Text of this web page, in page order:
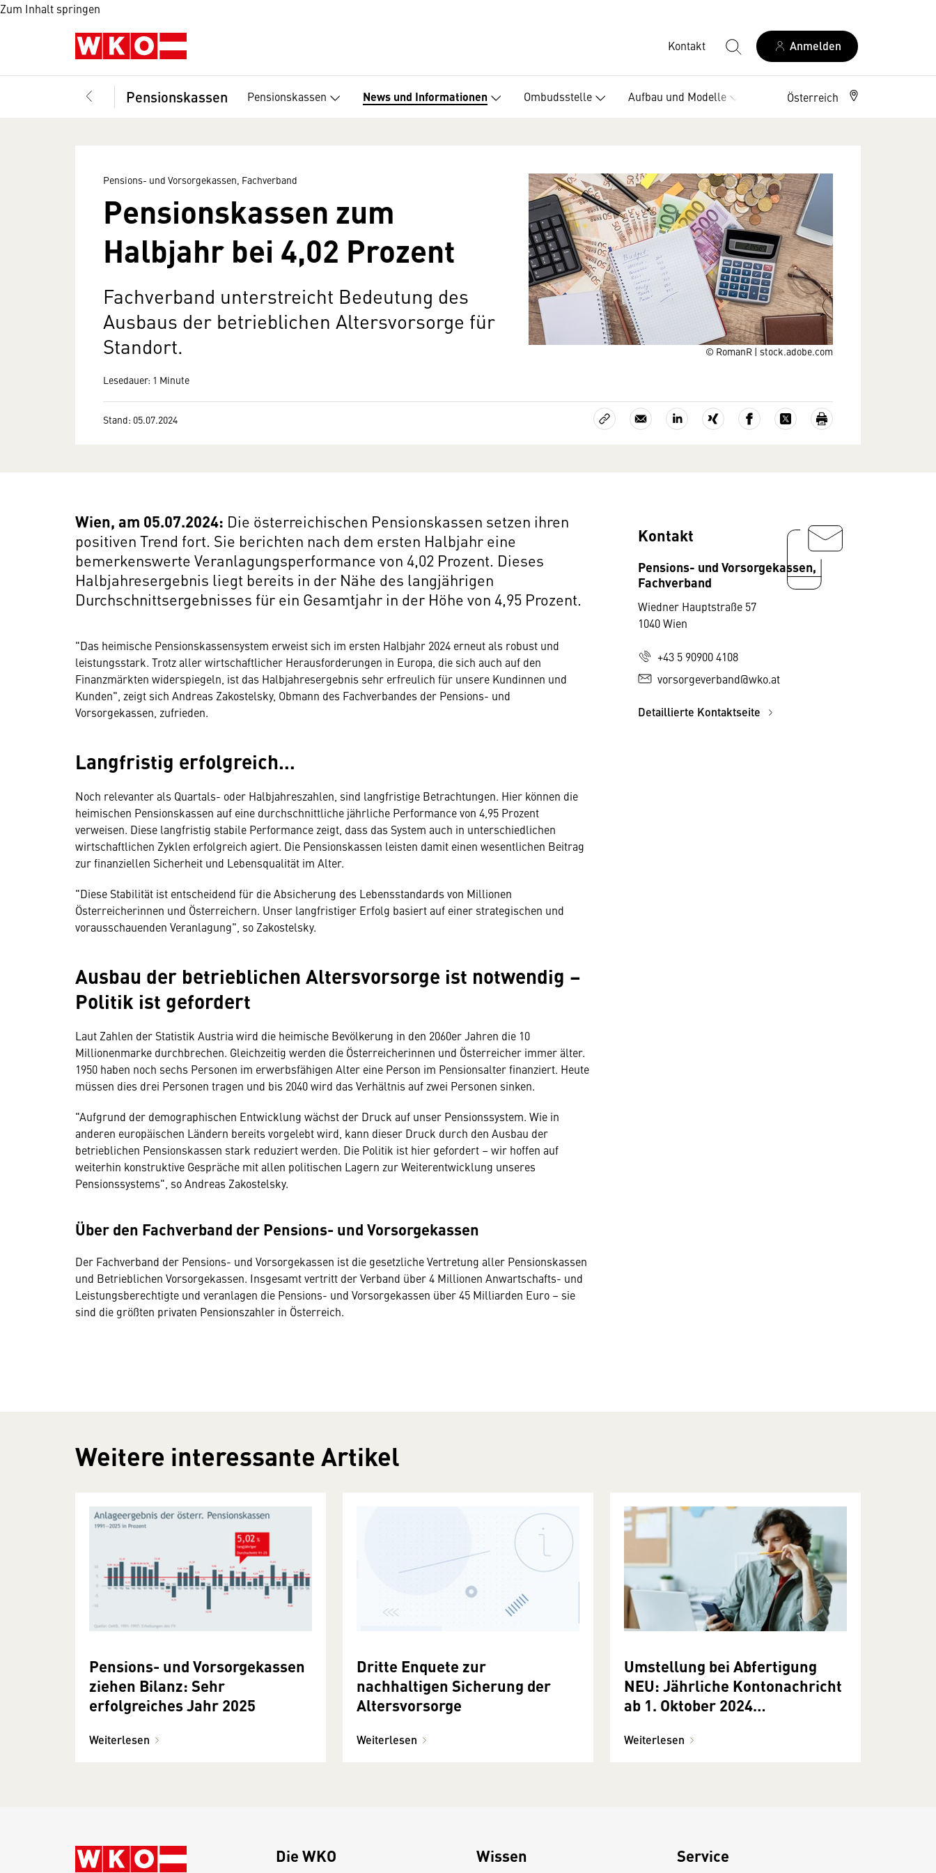
Zum Inhalt springen
Kontakt Anmelden
Pensionskassen Pensionskassen News und Informationen Ombudsstelle Aufbau und Modelle VorteileÖsterreich
© RomanR | stock.adobe.com
Pensions- und Vorsorgekassen, Fachverband
Pensionskassen zum
Halbjahr bei 4,02 Prozent
Fachverband unterstreicht Bedeutung des
Ausbaus der betrieblichen Altersvorsorge für
Standort.
Lesedauer: 1 Minute
Stand: 05.07.2024
Wien, am 05.07.2024: Die österreichischen Pensionskassen setzen ihren
positiven Trend fort. Sie berichten nach dem ersten Halbjahr eine
bemerkenswerte Veranlagungsperformance von 4,02 Prozent. Dieses
Halbjahresergebnis liegt bereits in der Nähe des langjährigen
Durchschnittsergebnisses für ein Gesamtjahr in der Höhe von 4,95 Prozent.
"Das heimische Pensionskassensystem erweist sich im ersten Halbjahr 2024 erneut als robust und
leistungsstark. Trotz aller wirtschaftlicher Herausforderungen in Europa, die sich auch auf den
Finanzmärkten widerspiegeln, ist das Halbjahresergebnis sehr erfreulich für unsere Kundinnen und
Kunden", zeigt sich Andreas Zakostelsky, Obmann des Fachverbandes der Pensions- und
Vorsorgekassen, zufrieden.
Langfristig erfolgreich…
Noch relevanter als Quartals- oder Halbjahreszahlen, sind langfristige Betrachtungen. Hier können die
heimischen Pensionskassen auf eine durchschnittliche jährliche Performance von 4,95 Prozent
verweisen. Diese langfristig stabile Performance zeigt, dass das System auch in unterschiedlichen
wirtschaftlichen Zyklen erfolgreich agiert. Die Pensionskassen leisten damit einen wesentlichen Beitrag
zur finanziellen Sicherheit und Lebensqualität im Alter.
"Diese Stabilität ist entscheidend für die Absicherung des Lebensstandards von Millionen
Österreicherinnen und Österreichern. Unser langfristiger Erfolg basiert auf einer strategischen und
vorausschauenden Veranlagung", so Zakostelsky.
Ausbau der betrieblichen Altersvorsorge ist notwendig –
Politik ist gefordert
Laut Zahlen der Statistik Austria wird die heimische Bevölkerung in den 2060er Jahren die 10
Millionenmarke durchbrechen. Gleichzeitig werden die Österreicherinnen und Österreicher immer älter.
1950 haben noch sechs Personen im erwerbsfähigen Alter eine Person im Pensionsalter finanziert. Heute
müssen dies drei Personen tragen und bis 2040 wird das Verhältnis auf zwei Personen sinken.
"Aufgrund der demographischen Entwicklung wächst der Druck auf unser Pensionssystem. Wie in
anderen europäischen Ländern bereits vorgelebt wird, kann dieser Druck durch den Ausbau der
betrieblichen Pensionskassen stark reduziert werden. Die Politik ist hier gefordert – wir hoffen auf
weiterhin konstruktive Gespräche mit allen politischen Lagern zur Weiterentwicklung unseres
Pensionssystems", so Andreas Zakostelsky.
Über den Fachverband der Pensions- und Vorsorgekassen
Der Fachverband der Pensions- und Vorsorgekassen ist die gesetzliche Vertretung aller Pensionskassen
und Betrieblichen Vorsorgekassen. Insgesamt vertritt der Verband über 4 Millionen Anwartschafts- und
Leistungsberechtigte und veranlagen die Pensions- und Vorsorgekassen über 45 Milliarden Euro – sie
sind die größten privaten Pensionszahler in Österreich.
Kontakt
Pensions- und Vorsorgekassen,
Fachverband
Wiedner Hauptstraße 57
1040 Wien
+43 5 90900 4108
vorsorgeverband@wko.at
Detaillierte Kontaktseite
Weitere interessante Artikel
Pensions- und Vorsorgekassen
ziehen Bilanz: Sehr
erfolgreiches Jahr 2025
Weiterlesen
Dritte Enquete zur
nachhaltigen Sicherung der
Altersvorsorge
Weiterlesen
Umstellung bei Abfertigung
NEU: Jährliche Kontonachricht
ab 1. Oktober 2024
Weiterlesen
Die WKO Wissen Service